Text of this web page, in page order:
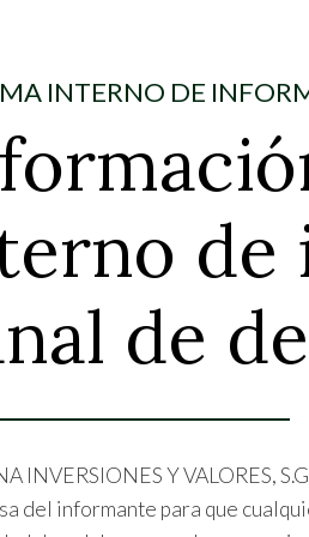
INTERNO DE
de
de
INVERSIONES Y VALORES,
del informante para que